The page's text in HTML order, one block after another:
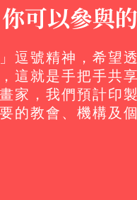
可以參與
」逗號精神，希
這就是手把手共
家，我們預計印
的教會、機構及